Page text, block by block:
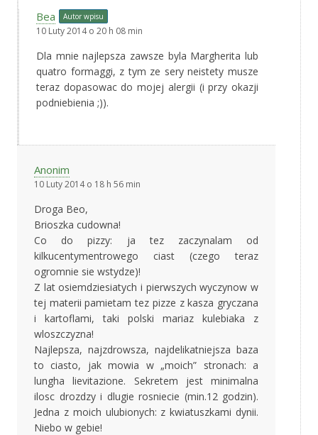
Bea Autor wpisu
10 Luty 2014 o 20 h 08 min
Dla mnie najlepsza zawsze byla Margherita lub
quatro formaggi, z tym ze sery neistety musze
teraz dopasowac do mojej alergii (i przy okazji
podniebienia ;)).
Anonim
10 Luty 2014 o 18 h 56 min
Droga Beo,
Brioszka cudowna!
Co do pizzy: ja tez zaczynalam od
kilkucentymentrowego ciast (czego teraz
ogromnie sie wstydze)!
Z lat osiemdziesiatych i pierwszych wyczynow w
tej materii pamietam tez pizze z kasza gryczana
i kartoflami, taki polski mariaz kulebiaka z
wloszczyzna!
Najlepsza, najzdrowsza, najdelikatniejsza baza
to ciasto, jak mowia w „moich” stronach: a
lungha lievitazione. Sekretem jest minimalna
ilosc drozdzy i dlugie rosniecie (min.12 godzin).
Jedna z moich ulubionych: z kwiatuszkami dynii.
Niebo w gebie!